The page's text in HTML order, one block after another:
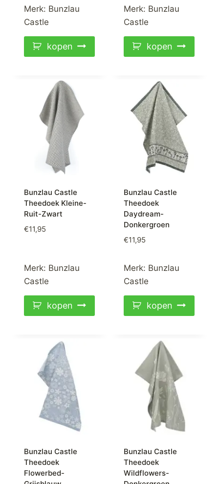
Merk: Bunzlau
Castle
kopen
Merk: Bunzlau
Castle
kopen
Bunzlau Castle
Theedoek Kleine-
Ruit-Zwart
€11,95
Merk: Bunzlau
Castle
kopen
Bunzlau Castle
Theedoek
Daydream-
Donkergroen
€11,95
Merk: Bunzlau
Castle
kopen
Bunzlau Castle
Theedoek
Flowerbed-
Bunzlau Castle
Theedoek
Wildflowers-